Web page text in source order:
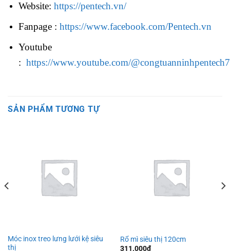
Website: https://pentech.vn/
Fanpage : https://www.facebook.com/Pentech.vn
Youtube
: https://www.youtube.com/
SẢN PHẨM TƯƠNG TỰ
Móc inox treo lưng lưới kệ siêu
thị
Rổ mì siêu thị 120cm
311.000₫